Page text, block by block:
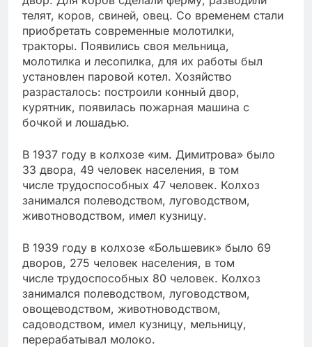
телят, коров, свиней, овец. Со временем стали
приобретать современные молотилки,
тракторы. Появились своя мельница,
молотилка и лесопилка, для их работы был
установлен паровой котел. Хозяйство
разрасталось: построили конный двор,
курятник, появилась пожарная машина с
бочкой и лошадью.
В 1937 году в колхозе «им. Димитрова» было
33 двора, 49 человек населения, в том
числе трудоспособных 47 человек. Колхоз
занимался полеводством, луговодством,
животноводством, имел кузницу.
В 1939 году в колхозе «Большевик» было 69
дворов, 275 человек населения, в том
числе трудоспособных 80 человек. Колхоз
занимался полеводством, луговодством,
овощеводством, животноводством,
садоводством, имел кузницу, мельницу,
перерабатывал молоко.